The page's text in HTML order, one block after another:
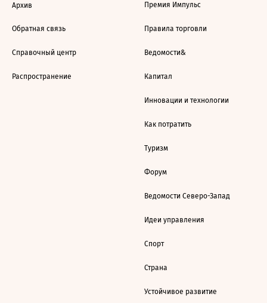
Архив
Обратная связь
Справочный центр
Распространение
Премия Импульс
Правила торговли
Ведомости&
Капитал
Инновации и технологии
Как потратить
Туризм
Форум
Ведомости Северо-Запад
Идеи управления
Спорт
Страна
Устойчивое развитие